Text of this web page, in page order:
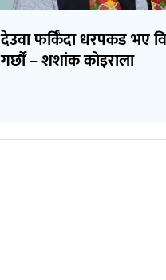
देउवा फर्किँदा धरपकड भए
गर्छौँं – शशांक कोइराला